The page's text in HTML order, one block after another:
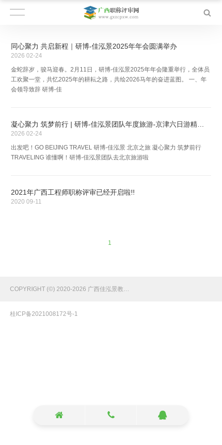
同心聚力 共启新程｜研博-佳泓景2025年年会圆满举办
2026 02-24
金蛇辞岁，骏马迎春。2月11日，研博-佳泓景2025年年会隆重举行，全体员
工欢聚一堂，共忆2025年的耕耘之路，共绘2026马年的奋进蓝图。 一、年
会领导致辞 研博-佳
2026 02-24
出发吧！GO BEIJING TRAVEL 研博-佳泓景 北京之旅 凝心聚力 筑梦前行
TRAVELING 谁懂啊！研博-佳泓景团队去北京旅游啦
2021年广西工程师职称评审已经开启啦!!
2020 09-11
1
COPYRIGHT (©) 2020-2026 广西佳泓景教育咨询有限公司 备案号：
桂ICP备2021008172号-1